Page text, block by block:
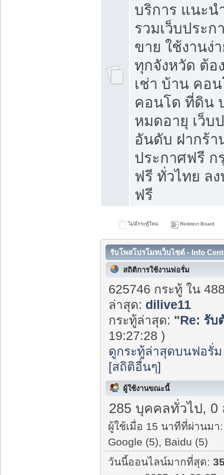
บริการ แนะน
รวมเว็บประก
ขาย ใช้งานง่
ทุกจังหวัด ต้อ
เช่า บ้าน คอ
คอนโด ที่ดิน
หมดอายุ เว็บ
อันดับ ฝากร้า
ประกาศฟรี ก
ฟรี ทั่วไทย ล
ฟรี
ไม่มีกระทู้ใหม่ Redirect Board
รับโพสโปรโมทเว็บไซต์ - Info
สถิติการใช้งานฟอรั่ม
625746 กระทู้ ใน
ล่าสุด: dilive11
กระทู้ล่าสุด: "Re: รับ
19:27:28 )
ดูกระทู้ล่าสุดบนฟอรั่ม
[สถิติอื่นๆ]
ผู้ใช้งานขณะนี้
285 บุคคลทั่วไป, 0
ผู้ใช้เมื่อ 15 นาทีที่ผ่านมา:
Google (5), Baidu (5)
วันนี้ออนไลน์มากที่สุด: